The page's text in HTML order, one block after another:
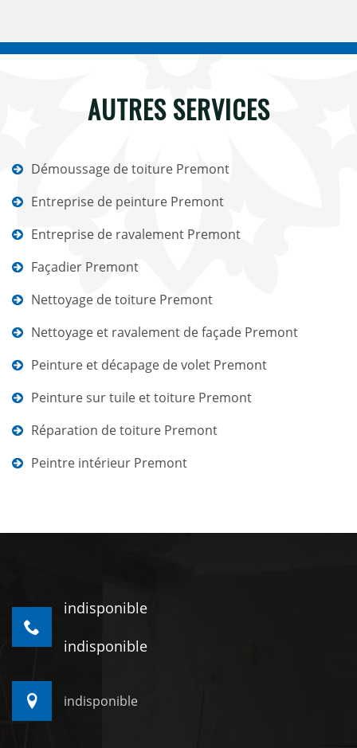
AUTRES SERVICES
Démoussage de toiture Premont
Entreprise de peinture Premont
Entreprise de ravalement Premont
Façadier Premont
Nettoyage de toiture Premont
Nettoyage et ravalement de façade Premont
Peinture et décapage de volet Premont
Peinture sur tuile et toiture Premont
Réparation de toiture Premont
Peintre intérieur Premont
indisponible
indisponible
indisponible